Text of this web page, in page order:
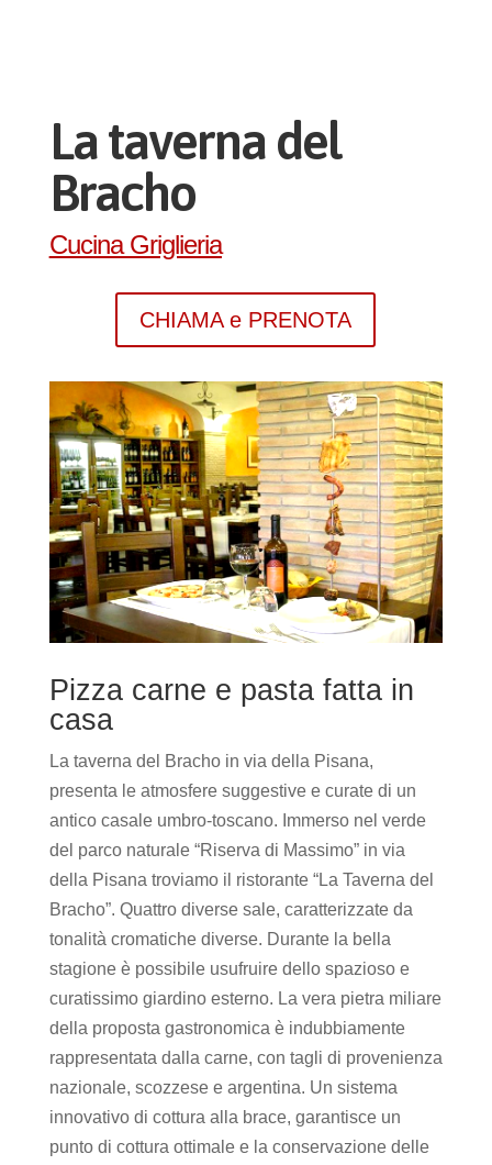
La taverna del
Bracho
Cucina Griglieria
CHIAMA e PRENOTA
Pizza carne e pasta fatta in
casa
La taverna del Bracho in via della Pisana,
presenta le atmosfere suggestive e curate di un
antico casale umbro-toscano. Immerso nel verde
del parco naturale “Riserva di Massimo” in via
della Pisana troviamo il ristorante “La Taverna del
Bracho”. Quattro diverse sale, caratterizzate da
tonalità cromatiche diverse. Durante la bella
stagione è possibile usufruire dello spazioso e
curatissimo giardino esterno. La vera pietra miliare
della proposta gastronomica è indubbiamente
rappresentata dalla carne, con tagli di provenienza
nazionale, scozzese e argentina. Un sistema
innovativo di cottura alla brace, garantisce un
punto di cottura ottimale e la conservazione delle